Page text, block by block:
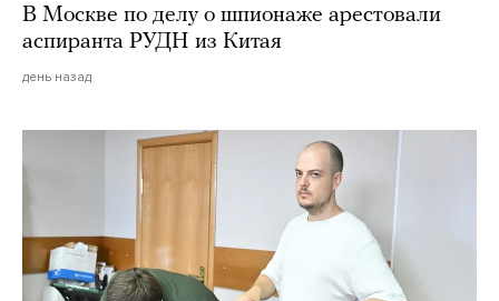
В Москве по делу о шпионаже арестовали
аспиранта РУДН из Китая
день назад